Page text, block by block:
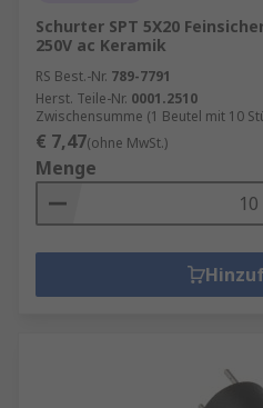
Schurter SPT 5X20
250V ac Keramik
RS Best.-Nr. 789-7791
Herst. Teile-Nr. 0001.2510
Zwischensumme (1 Beutel mit 10
€ 7,47(ohne MwSt.)
Menge